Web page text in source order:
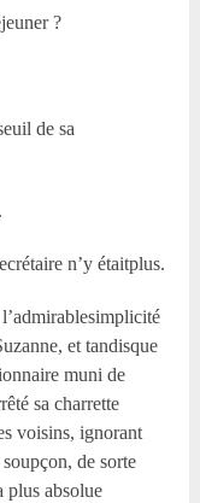
?
de sa
n’y étaitplus.
et tandisque
muni de
sa charrette
voisins, ignorant
de sorte
plus absolue